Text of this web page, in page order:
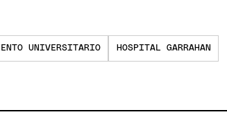
UNIVERSITARIO HOSPITAL GARRAHAN